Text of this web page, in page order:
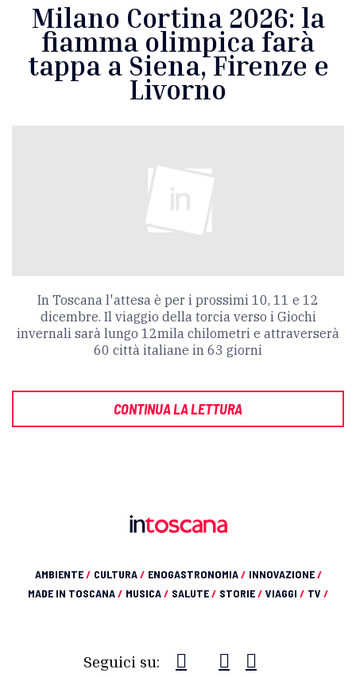
Milano Cortina 2026: la
fiamma olimpica farà
tappa a Siena, Firenze e
Livorno
In Toscana l'attesa è per i prossimi 10, 11 e 12
dicembre. Il viaggio della torcia verso i Giochi
invernali sarà lungo 12mila chilometri e attraverserà
60 città italiane in 63 giorni
CONTINUA LA LETTURA
AMBIENTE/ CULTURA/ ENOGASTRONOMIA/ INNOVAZIONE/
MADE IN TOSCANA/ MUSICA/ SALUTE/ STORIE/ VIAGGI / TV /
Seguici su: